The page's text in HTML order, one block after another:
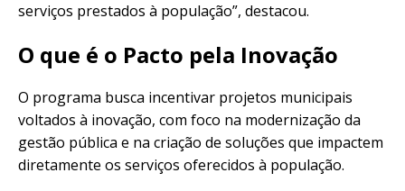
serviços prestados à população”, destacou.
O que é o Pacto pela Inovação
O programa busca incentivar projetos municipais
voltados à inovação, com foco na modernização da
gestão pública e na criação de soluções que impactem
diretamente os serviços oferecidos à população.